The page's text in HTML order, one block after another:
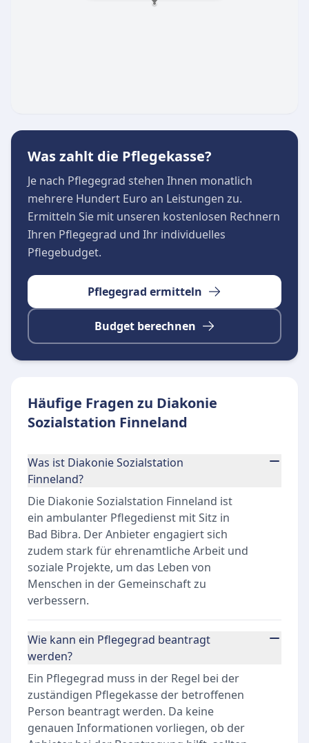
Was zahlt die Pflegekasse?
Je nach Pflegegrad stehen Ihnen monatlich
mehrere Hundert Euro an Leistungen zu.
Ermitteln Sie mit unseren kostenlosen Rechnern
Ihren Pflegegrad und Ihr individuelles
Pflegebudget.
Pflegegrad ermitteln
Budget berechnen
Häufige Fragen zu Diakonie
Sozialstation Finneland
Was ist Diakonie Sozialstation
Finneland?
Die Diakonie Sozialstation Finneland ist
ein ambulanter Pflegedienst mit Sitz in
Bad Bibra. Der Anbieter engagiert sich
zudem stark für ehrenamtliche Arbeit und
soziale Projekte, um das Leben von
Menschen in der Gemeinschaft zu
verbessern.
Wie kann ein Pflegegrad beantragt
werden?
Ein Pflegegrad muss in der Regel bei der
zuständigen Pflegekasse der betroffenen
Person beantragt werden. Da keine
genauen Informationen vorliegen, ob der